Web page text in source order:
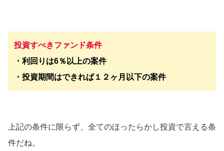
投資すべきファンド条件
・利回りは6％以上の案件
・投資期間はできれば１２ヶ月以下の案件
上記の条件に限らず、全てのほったらかし投資で言える条
件だね。